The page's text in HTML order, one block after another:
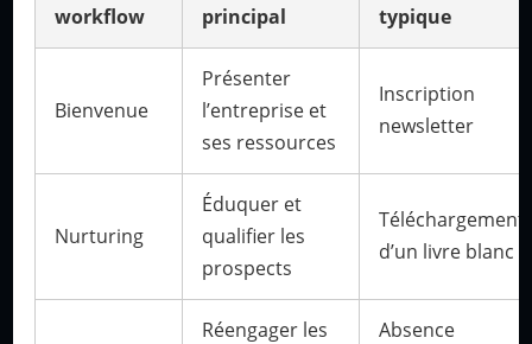
workflow
principal
typique
Bienvenue
Présenter
l’entreprise et
ses ressources
Inscription
newsletter
Nurturing
Éduquer et
qualifier les
prospects
Téléchargement
d’un livre blanc
Réengager les Absence